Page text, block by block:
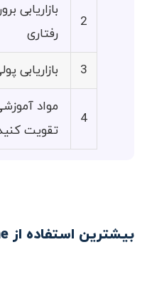
2
بازاریابی
رفتاری
3 بازاریابی
4
مواد
تقویت
بیشترین استفاده از Super Meme